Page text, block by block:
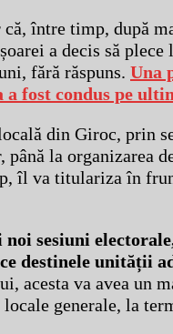
între timp, după
a decis să plece
fără răspuns. Una
a fost condus pe
din Giroc, prin
până la
îl va titulariza în
noi sesiuni
destinele
acesta va avea un
generale, la